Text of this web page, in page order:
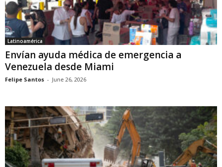
Latinoamérica
Envían ayuda médica de emergencia a
Venezuela desde Miami
Felipe Santos - June 26, 2026